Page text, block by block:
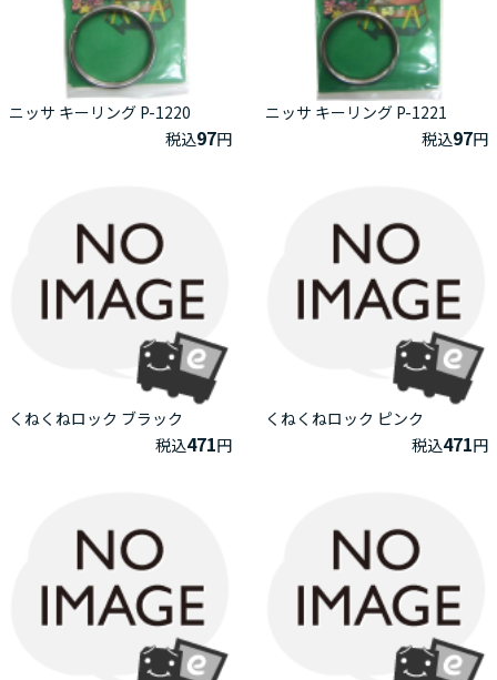
ニッサ キーリング P-1220
税込97円
ニッサ キーリング P-1221
税込97円
くねくねロック ブラック
税込471円
くねくねロック ピンク
税込471円